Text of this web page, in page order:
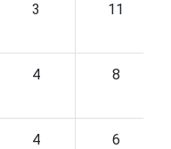
3 11
4 8
4 6